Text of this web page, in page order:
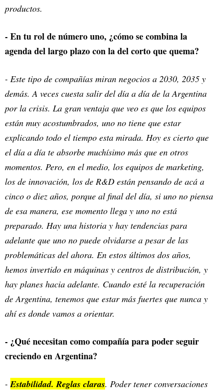
productos.
- En tu rol de número uno, ¿cómo se combina la
agenda del largo plazo con la del corto que quema?
- Este tipo de compañías miran negocios a 2030, 2035 y
demás. A veces cuesta salir del día a día de la Argentina
por la crisis. La gran ventaja que veo es que los equipos
están muy acostumbrados, uno no tiene que estar
explicando todo el tiempo esta mirada. Hoy es cierto que
el día a día te absorbe muchísimo más que en otros
momentos. Pero, en el medio, los equipos de marketing,
los de innovación, los de R&D están pensando de acá a
cinco o diez años, porque al final del día, si uno no piensa
de esa manera, ese momento llega y uno no está
preparado. Hay una historia y hay tendencias para
adelante que uno no puede olvidarse a pesar de las
problemáticas del ahora. En estos últimos dos años,
hemos invertido en máquinas y centros de distribución, y
hay planes hacia adelante. Cuando esté la recuperación
de Argentina, tenemos que estar más fuertes que nunca y
ahí es donde vamos a orientar.
- ¿Qué necesitan como compañía para poder seguir
creciendo en Argentina?
- Estabilidad. Reglas claras. Poder tener conversaciones